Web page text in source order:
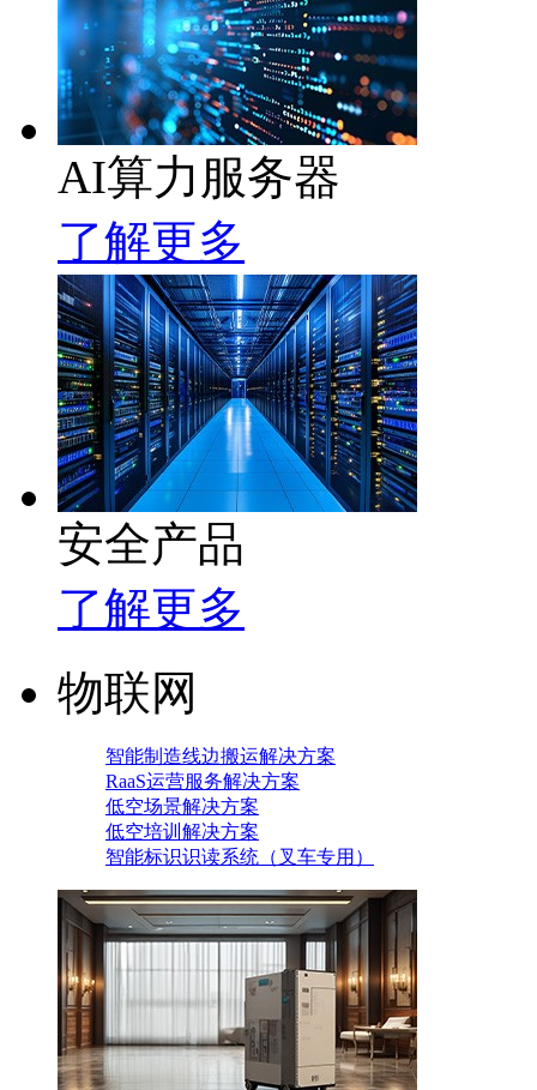
AI算力服务器
了解更多
安全产品
了解更多
物联网
智能制造线边搬运解决方案
RaaS运营服务解决方案
低空场景解决方案
低空培训解决方案
智能标识识读系统（叉车专用）